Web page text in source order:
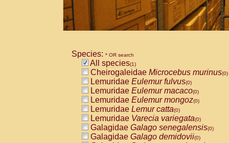
Species: * OR search
All species(1)
Cheirogaleidae Microcebus murinus(0)
Lemuridae Eulemur fulvus(0)
Lemuridae Eulemur macaco(0)
Lemuridae Eulemur mongoz(0)
Lemuridae Lemur catta(0)
Lemuridae Varecia variegata(0)
Galagidae Galago senegalensis(0)
Galagidae Galago demidovii(0)